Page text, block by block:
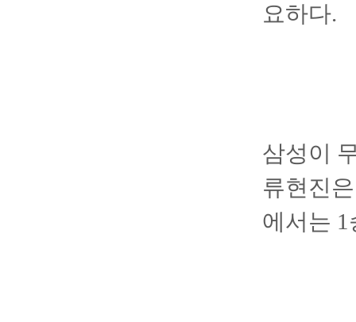
요하다.
삼성이
류현진
에서는 1